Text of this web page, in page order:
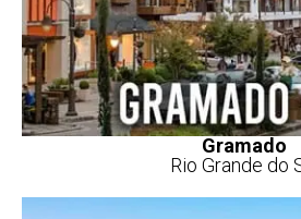
Gramado
Rio Grande do